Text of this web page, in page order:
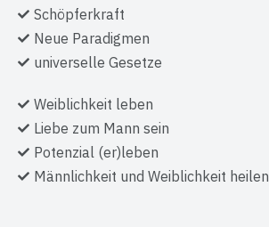
Schöpferkraft
Neue Paradigmen
universelle Gesetze
Weiblichkeit leben
Liebe zum Mann sein
Potenzial (er)leben
Männlichkeit und Weiblichkeit heilen